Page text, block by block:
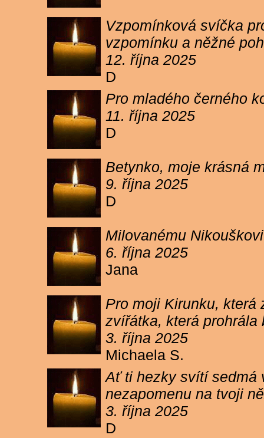
Vzpomínková svíčka
vzpomínku a něžné
12. října 2025
D
Pro mladého černého
11. října 2025
D
Betynko, moje krásná
9. října 2025
D
Milovanému
6. října 2025
Jana
Pro moji Kirunku, která
zvířátka, která prohrála
3. října 2025
Michaela S.
Ať ti hezky svítí sedmá
nezapomenu na tvoji
3. října 2025
D